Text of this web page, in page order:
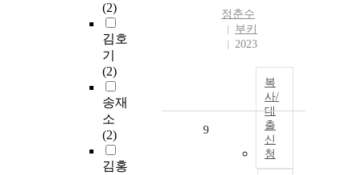
(2)
김호
기
(2)
송재
소
(2)
김홍
정춘수
부키
2023
복
사/
대
출
신
청
9